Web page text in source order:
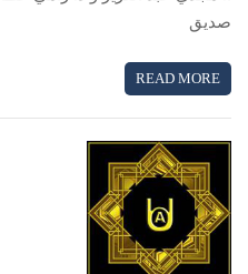
صديق
READ MORE